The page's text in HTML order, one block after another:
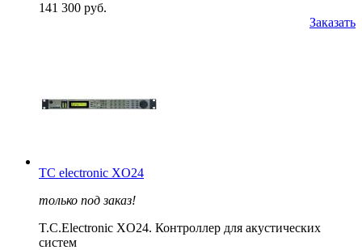
141 300 руб.
Заказать
TC electronic XO24
только под заказ!
T.C.Electronic XO24. Контроллер для акустических
систем